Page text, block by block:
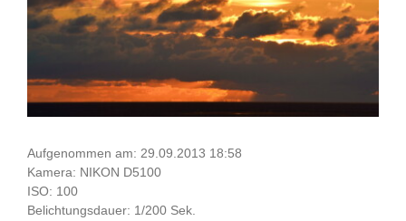
Aufgenommen am: 29.09.2013 18:58
Kamera: NIKON D5100
ISO: 100
Belichtungsdauer: 1/200 Sek.